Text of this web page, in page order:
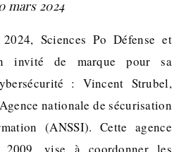
mars 2024
invité de marque pour sa
: Vincent Strubel,
nationale de sécurisation
(ANSSI). Cette agence